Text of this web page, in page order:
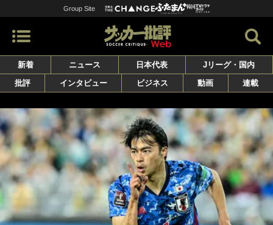
Group Site
新着 ニュース 日本代表
Jリーグ・国内
批評
インタビュー ビジネス 動画 連載